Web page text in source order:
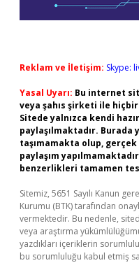
Reklam ve İletişim: Skype:
Yasal Uyarı: Bu internet
veya şahıs şirketi ile
Sitede yalnızca kendi
paylaşılmaktadır.
taşımamakta olup,
paylaşım
benzerlikleri tamamen
Sitemiz, 5651 Sayılı Kanun
Kurumu (BTK) tarafından
vermektedir. Bu nedenle,
veya araştırma
yazdıkları içeriklerin
bu sorumluluğu kabul etmiş